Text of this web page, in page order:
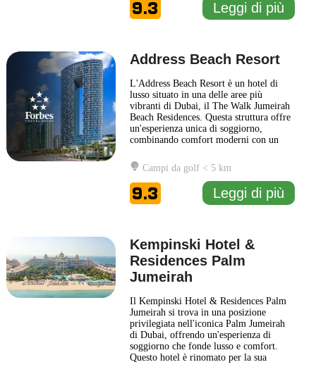
una vasta
... Leggi di più
9.3 Leggi di più
Address Beach Resort
L'Address Beach Resort è un hotel di
lusso situato in una delle aree più
vibranti di Dubai, il The Walk Jumeirah
Beach Residences. Questa struttura offre
un'esperienza unica di soggiorno,
combinando comfort moderni con un
possono godere di splendide vedute sul
Golfo Persico e sulla skyline di Dubai,
creando un'atmosfera rilassante e
suggestiva. L'Address Beach... Leggi di
più
Campi da golf < 5 km
9.3 Leggi di più
Kempinski Hotel &
Residences Palm
Jumeirah
Il Kempinski Hotel & Residences Palm
Jumeirah si trova in una posizione
privilegiata nell'iconica Palm Jumeirah
di Dubai, offrendo un'esperienza di
soggiorno che fonde lusso e comfort.
Questo hotel è rinomato per la sua